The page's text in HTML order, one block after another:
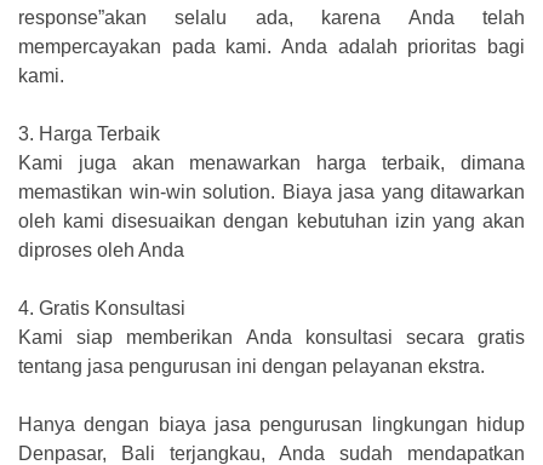
response”akan selalu ada, karena Anda telah
mempercayakan pada kami. Anda adalah prioritas bagi
kami.
3. Harga Terbaik
Kami juga akan menawarkan harga terbaik, dimana
memastikan win-win solution. Biaya jasa yang ditawarkan
oleh kami disesuaikan dengan kebutuhan izin yang akan
diproses oleh Anda
4. Gratis Konsultasi
Kami siap memberikan Anda konsultasi secara gratis
tentang jasa pengurusan ini dengan pelayanan ekstra.
Hanya dengan biaya jasa pengurusan lingkungan hidup
Denpasar, Bali terjangkau, Anda sudah mendapatkan